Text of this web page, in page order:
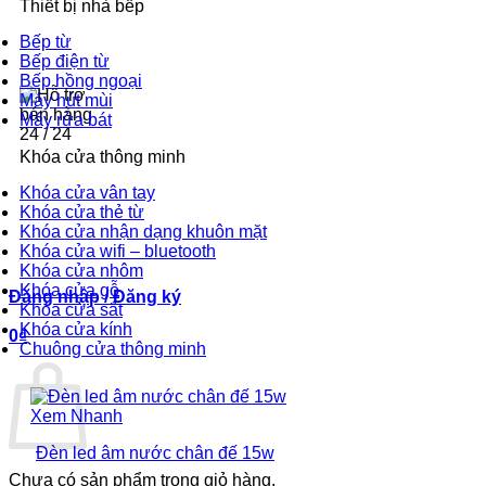
0393.392.666
Đăng nhập / Đăng ký
0₫
Chưa có sản phẩm trong giỏ hàng.
Thiết bị nhà bếp
Bếp từ
Bếp điện từ
Bếp hồng ngoại
Máy hút mùi
Máy rửa bát
Khóa cửa thông minh
Khóa cửa vân tay
Khóa cửa thẻ từ
Khóa cửa nhận dạng khuôn mặt
Khóa cửa wifi – bluetooth
Khóa cửa nhôm
Khóa cửa gỗ
Khóa cửa sắt
Khóa cửa kính
Chuông cửa thông minh
Sản
này
có
Xem Nhanh
Đèn led âm nước chân đế 15w